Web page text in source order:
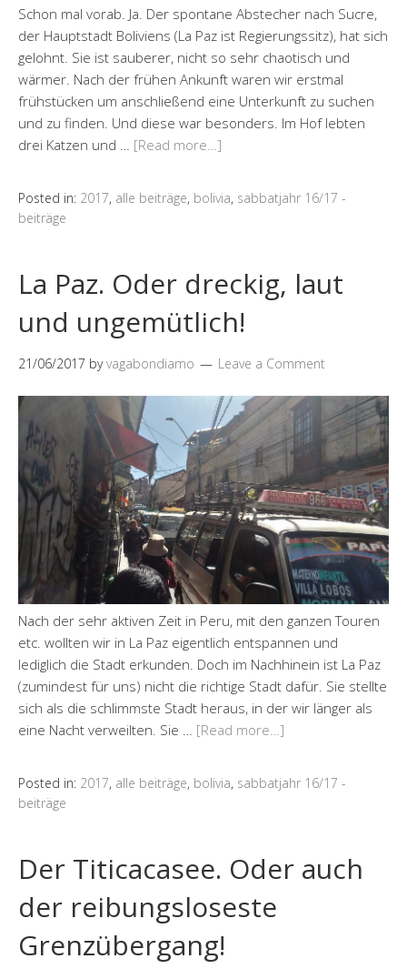
Schon mal vorab. Ja. Der spontane Abstecher nach Sucre,
der Hauptstadt Boliviens (La Paz ist Regierungssitz), hat sich
gelohnt. Sie ist sauberer, nicht so sehr chaotisch und
wärmer. Nach der frühen Ankunft waren wir erstmal
frühstücken um anschließend eine Unterkunft zu suchen
und zu finden. Und diese war besonders. Im Hof lebten
drei Katzen und … [Read more…]
Posted in: 2017, alle beiträge, bolivia, sabbatjahr 16/17 -
beiträge
La Paz. Oder dreckig, laut
und ungemütlich!
21/06/2017 byvagabondiamo Leave a Comment
Nach der sehr aktiven Zeit in Peru, mit den ganzen Touren
etc. wollten wir in La Paz eigentlich entspannen und
lediglich die Stadt erkunden. Doch im Nachhinein ist La Paz
(zumindest für uns) nicht die richtige Stadt dafür. Sie stellte
sich als die schlimmste Stadt heraus, in der wir länger als
eine Nacht verweilten. Sie … [Read more…]
Posted in: 2017, alle beiträge, bolivia, sabbatjahr 16/17 -
beiträge
Der Titicacasee. Oder auch
der reibungsloseste
Grenzübergang!